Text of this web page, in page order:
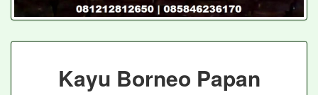
Kayu Borneo Papan